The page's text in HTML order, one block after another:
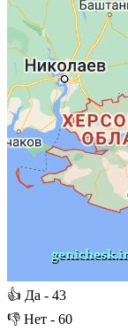
👍 Да - 43
👎 Нет - 60